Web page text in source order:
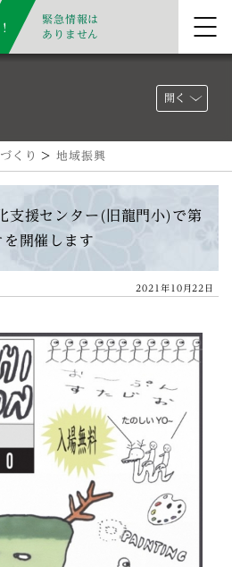
緊急情報は
ありません
開く
くり >地域振興
支援センター(旧龍門小)で第
開催します
2021年10月22日